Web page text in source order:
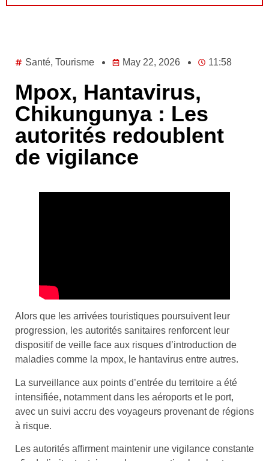
Santé, Tourisme May 22, 2026 11:58
Mpox, Hantavirus,
Chikungunya : Les
autorités redoublent
de vigilance
Alors que les arrivées touristiques poursuivent leur
progression, les autorités sanitaires renforcent leur
dispositif de veille face aux risques d’introduction de
maladies comme la mpox, le hantavirus entre autres.
La surveillance aux points d’entrée du territoire a été
intensifiée, notamment dans les aéroports et le port,
avec un suivi accru des voyageurs provenant de régions
à risque.
Les autorités affirment maintenir une vigilance constante